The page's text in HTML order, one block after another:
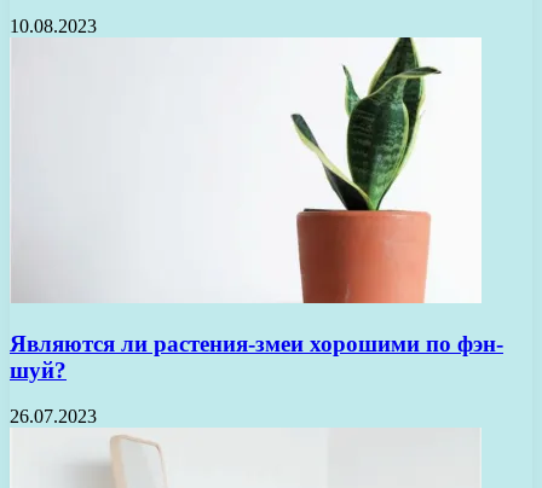
10.08.2023
Являются ли растения-змеи хорошими по фэн-
шуй?
26.07.2023